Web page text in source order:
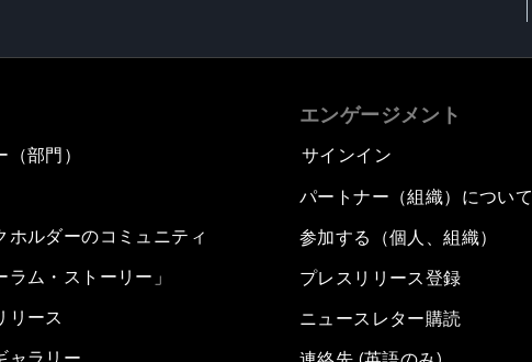
（部門）
ホルダーのコミュニティ
ラム・ストーリー」
リース
エンゲージメント
サインイン
パートナー（組織）について
参加する（個人、組織）
プレスリリース登録
ニュースレター購読